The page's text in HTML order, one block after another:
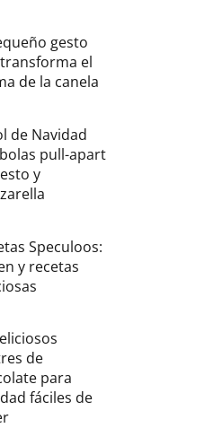
gesto
el
de la canela
de Navidad
pull-apart
y
Speculoos:
y recetas
de
para
fáciles de